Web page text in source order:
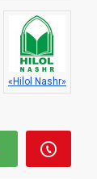
«Hilol Nashr»